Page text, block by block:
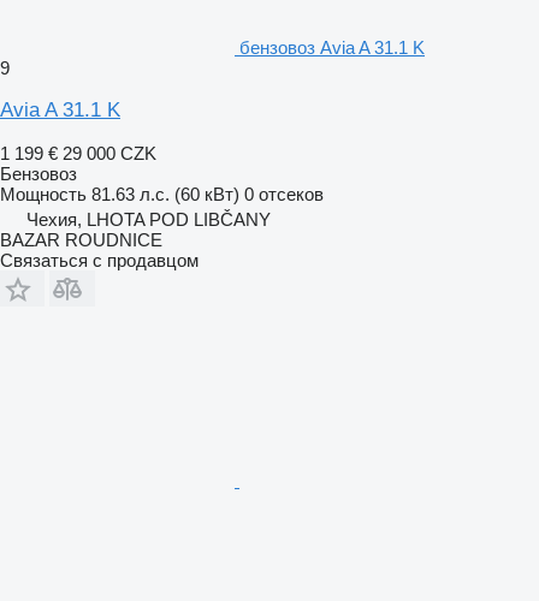
бензовоз Avia A 31.1 K
9
Avia A 31.1 K
1 199 € 29 000 CZK
Бензовоз
Мощность 81.63 л.с. (60 кВт) 0 отсеков
Чехия, LHOTA POD LIBČANY
BAZAR ROUDNICE
Связаться с продавцом